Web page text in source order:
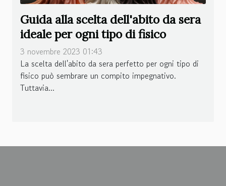
Guida alla scelta dell'abito da sera
ideale per ogni tipo di fisico
3 novembre 2023 01:43
La scelta dell'abito da sera perfetto per ogni tipo di
fisico può sembrare un compito impegnativo.
Tuttavia...